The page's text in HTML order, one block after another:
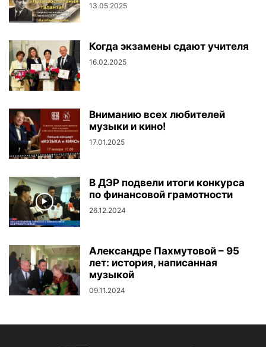
13.05.2025
Когда экзамены сдают учителя
16.02.2025
Вниманию всех любителей
музыки и кино!
17.01.2025
В ДЭР подвели итоги конкурса
по финансовой грамотности
26.12.2024
Александре Пахмутовой – 95
лет: история, написанная
музыкой
09.11.2024